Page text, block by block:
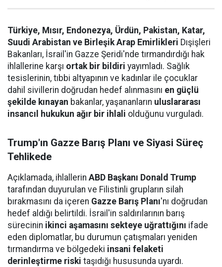
Türkiye, Mısır, Endonezya, Ürdün, Pakistan, Katar,
Suudi Arabistan ve Birleşik Arap Emirlikleri Dışişleri
Bakanları, İsrail'in Gazze Şeridi'nde tırmandırdığı hak
ihlallerine karşı ortak bir bildiri yayımladı. Sağlık
tesislerinin, tıbbi altyapının ve kadınlar ile çocuklar
dahil sivillerin doğrudan hedef alınmasını en güçlü
şekilde kınayan bakanlar, yaşananların uluslararası
insancıl hukukun ağır bir ihlali olduğunu vurguladı.
Trump'ın Gazze Barış Planı ve Siyasi Süreç
Tehlikede
Açıklamada, ihlallerin ABD Başkanı Donald Trump
tarafından duyurulan ve Filistinli grupların silah
bırakmasını da içeren Gazze Barış Planı'nı doğrudan
hedef aldığı belirtildi. İsrail'in saldırılarının barış
sürecinin ikinci aşamasını sekteye uğrattığını ifade
eden diplomatlar, bu durumun çatışmaları yeniden
tırmandırma ve bölgedeki insani felaketi
derinleştirme riski taşıdığı hususunda uyardı.